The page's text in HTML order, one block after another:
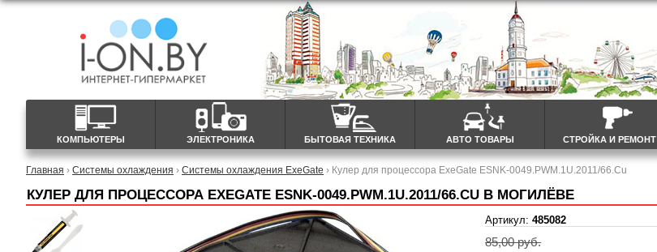
КОМПЬЮТЕРЫ ЭЛЕКТРОНИКА БЫТОВАЯ ТЕХНИКА АВТО ТОВАРЫ СТРОЙКА И РЕМОНТ
Главная › Системы охлаждения › Системы охлаждения ExeGate › Кулер для процессора ExeGate ESNK-0049.PWM.1U.2011/66.Cu
КУЛЕР ДЛЯ ПРОЦЕССОРА EXEGATE ESNK-0049.PWM.1U.2011/66.CU В МОГИЛЁВЕ
Артикул:485082
85,00 руб.